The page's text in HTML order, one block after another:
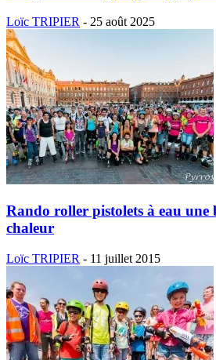
Loïc TRIPIER - 25 août 2025
Rando roller pistolets à eau une
chaleur
Loïc TRIPIER - 11 juillet 2015